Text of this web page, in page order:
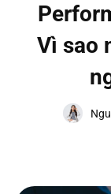
Vì sao